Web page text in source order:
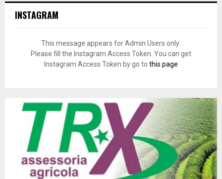
INSTAGRAM
This message appears for Admin Users only:
Please fill the Instagram Access Token. You can get
Instagram Access Token by go to this page